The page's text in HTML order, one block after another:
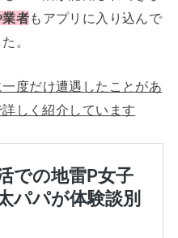
者もアプリに入り込んで
。
度だけ遭遇したことがあ
しく紹介しています